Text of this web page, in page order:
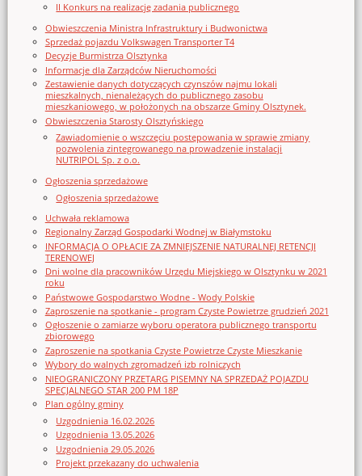
II Konkurs na realizację zadania publicznego
Obwieszczenia Ministra Infrastruktury i Budwonictwa
Sprzedaż pojazdu Volkswagen Transporter T4
Decyzje Burmistrza Olsztynka
Informacje dla Zarządców Nieruchomości
Zestawienie danych dotyczących czynszów najmu lokali
mieszkalnych, nienależących do publicznego zasobu
mieszkaniowego, w położonych na obszarze Gminy Olsztynek.
Obwieszczenia Starosty Olsztyńskiego
Zawiadomienie o wszczęciu postępowania w sprawie zmiany
pozwolenia zintegrowanego na prowadzenie instalacji
NUTRIPOL Sp. z o.o.
Ogłoszenia sprzedażowe
Ogłoszenia sprzedażowe
Uchwała reklamowa
Regionalny Zarząd Gospodarki Wodnej w Białymstoku
INFORMACJA O OPŁACIE ZA ZMNIEJSZENIE NATURALNEJ RETENCJI
TERENOWEJ
Dni wolne dla pracowników Urzędu Miejskiego w Olsztynku w 2021
roku
Państwowe Gospodarstwo Wodne - Wody Polskie
Zaproszenie na spotkanie - program Czyste Powietrze grudzień 2021
Ogłoszenie o zamiarze wyboru operatora publicznego transportu
zbiorowego
Zaproszenie na spotkania Czyste Powietrze Czyste Mieszkanie
Wybory do walnych zgromadzeń izb rolniczych
NIEOGRANICZONY PRZETARG PISEMNY NA SPRZEDAŻ POJAZDU
SPECJALNEGO STAR 200 PM 18P
Plan ogólny gminy
Uzgodnienia 16.02.2026
Uzgodnienia 13.05.2026
Uzgodnienia 29.05.2026
Projekt przekazany do uchwalenia